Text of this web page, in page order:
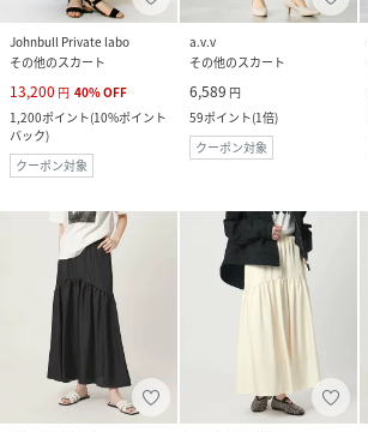
Johnbull Private labo
その他のスカート
13,200 円 40%OFF
1,200ポイント(10%ポイント
バック)
クーポン対象
a.v.v
その他のスカート
6,589 円
59ポイント(1倍)
クーポン対象